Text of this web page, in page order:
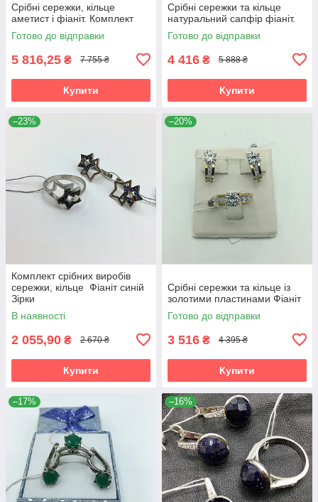
Срібні сережки, кільце
аметист і фіаніт. Комплект
Готово до відправки
5 816,25 ₴ 7 755 ₴
Купити
Срібні сережки та кільце
натуральний сапфір фіаніт.
Готово до відправки
4 416 ₴ 5 888 ₴
Купити
–23%
Комплект срібних виробів
сережки, кільце Фіаніт синій
Зірки
В наявності
2 055,90 ₴ 2 670 ₴
Купити
–20%
Срібні сережки та кільце із
золотими пластинами Фіаніт
Готово до відправки
3 516 ₴ 4 395 ₴
Купити
–17% –16%